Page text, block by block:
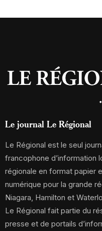
Le journal Le Régional
Le Régional est le seul
francophone d’information
régionale en format papier
numérique pour la grande
Niagara, Hamilton et
Le Régional fait partie du
presse et de portails